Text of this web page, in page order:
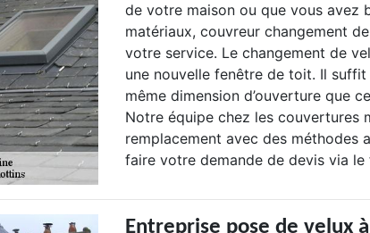
de votre maison ou que vous avez
matériaux, couvreur changement
votre service. Le changement de
une nouvelle fenêtre de toit. Il
même dimension d’ouverture que
Notre équipe chez les couvertures
remplacement avec des méthodes
faire votre demande de devis via le
Entreprise pose de velux